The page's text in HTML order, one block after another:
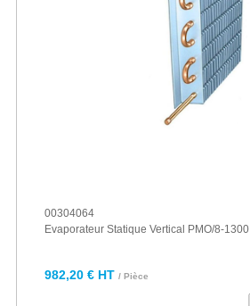
00304064
Evaporateur Statique Vertical PMO/8-1300
982,20 € HT / Pièce